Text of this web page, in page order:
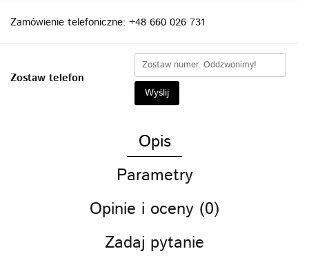
Zamówienie telefoniczne: +48 660 026 731
Zostaw telefon
Wyślij
Opis
Parametry
Opinie i oceny (0)
Zadaj pytanie